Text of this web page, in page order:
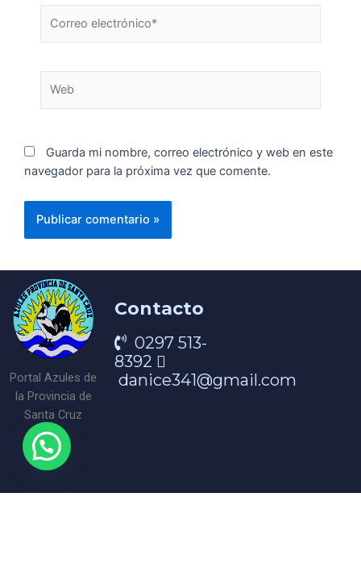
Guarda mi nombre, correo electrónico y web en este
navegador para la próxima vez que comente.
Portal Azules de
la Provincia de
Santa Cruz
Contacto
0297 513-
8392
danice341@gmail.com